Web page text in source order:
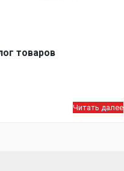
товаров
Читать далее